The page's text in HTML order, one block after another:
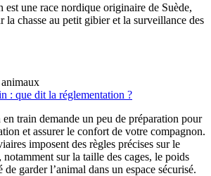
une race nordique originaire de Suède,
la chasse au petit gibier et la surveillance des
: que dit la réglementation ?
train demande un peu de préparation pour
et assurer le confort de votre compagnon.
imposent des règles précises sur le
sur la taille des cages, le poids
garder l’animal dans un espace sécurisé.